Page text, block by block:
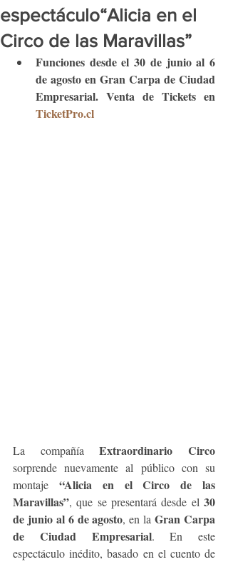
espectáculo“Alicia en el
Circo de las Maravillas”
Funciones desde el 30 de junio al 6
de agosto en Gran Carpa de Ciudad
Empresarial. Venta de Tickets en
TicketPro.cl
La compañía Extraordinario Circo
sorprende nuevamente al público con su
montaje “Alicia en el Circo de las
Maravillas”, que se presentará desde el 30
de junio al 6 de agosto, en la Gran Carpa
de Ciudad Empresarial. En este
espectáculo inédito, basado en el cuento de